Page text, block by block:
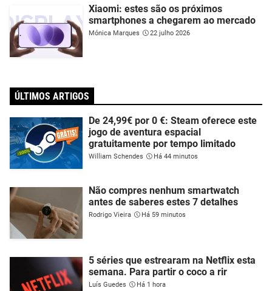
Xiaomi: estes são os próximos
smartphones a chegarem ao mercado
Mónica Marques 22 julho 2026
ÚLTIMOS ARTIGOS
De 24,99€ por 0 €: Steam oferece este
jogo de aventura espacial
gratuitamente por tempo limitado
William Schendes Há 44 minutos
Não compres nenhum smartwatch
antes de saberes estes 7 detalhes
Rodrigo Vieira Há 59 minutos
5 séries que estrearam na Netflix esta
semana. Para partir o coco a rir
Luís Guedes Há 1 hora